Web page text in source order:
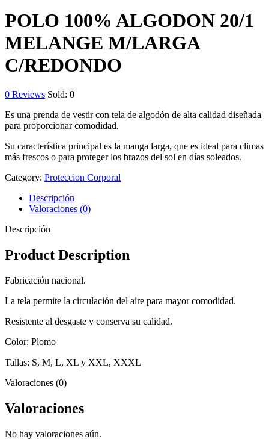
POLO 100% ALGODON 20/1
MELANGE M/LARGA
C/REDONDO
0 Reviews Sold: 0
Es una prenda de vestir con tela de algodón de alta calidad diseñada
para proporcionar comodidad.
Su característica principal es la manga larga, que es ideal para climas
más frescos o para proteger los brazos del sol en días soleados.
Category: Proteccion Corporal
Descripción
Valoraciones (0)
Descripción
Product Description
Fabricación nacional.
La tela permite la circulación del aire para mayor comodidad.
Resistente al desgaste y conserva su calidad.
Color: Plomo
Tallas: S, M, L, XL y XXL, XXXL
Valoraciones (0)
Valoraciones
No hay valoraciones aún.